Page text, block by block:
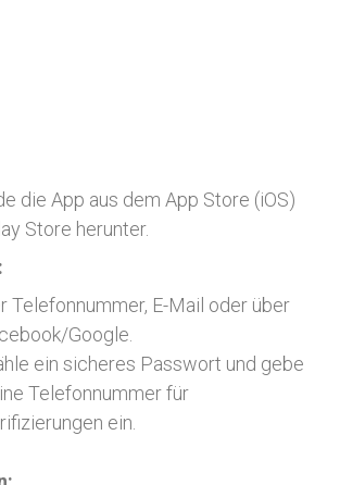
die App aus dem App Store (iOS)
Store herunter.
Telefonnummer, E-Mail oder über
Google.
ein sicheres Passwort und gebe
Telefonnummer für
ein.